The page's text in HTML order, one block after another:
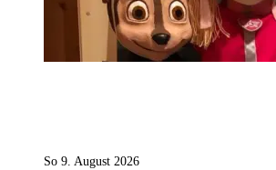
So 9. August 2026